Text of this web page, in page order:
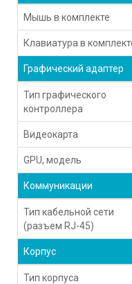
Мышь в комплекте
Клавиатура в
Графический адаптер
Тип графического
контроллера
Видеокарта
GPU, модель
Коммуникации
Тип кабельной сети
(разъем RJ-45)
Корпус
Тип корпуса